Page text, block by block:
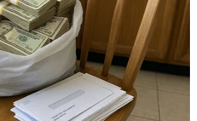
mới đang lan rộng khiến mọi
mê công nghệ phát sốt - đó là
là gì? Hãy cùng chúng tôi tìm
nay.